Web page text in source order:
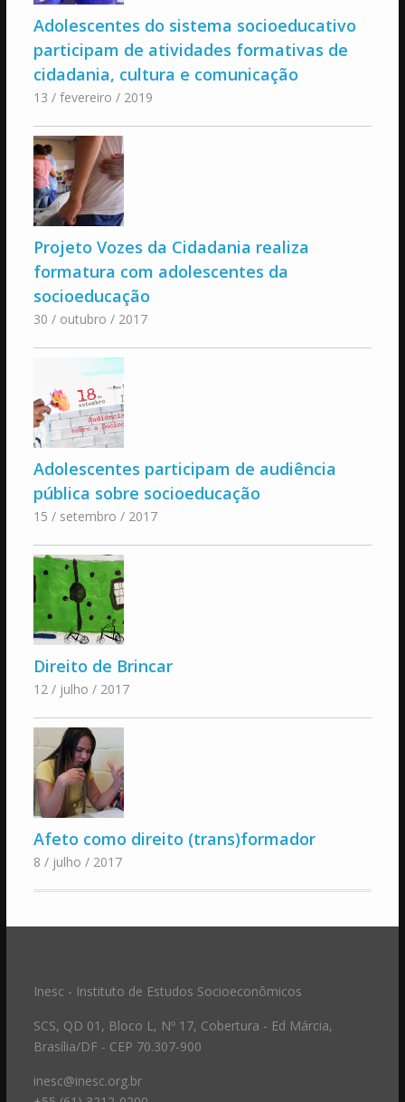
Adolescentes do sistema socioeducativo
participam de atividades formativas de
cidadania, cultura e comunicação
13 / fevereiro / 2019
Projeto Vozes da Cidadania realiza
formatura com adolescentes da
socioeducação
30 / outubro / 2017
Adolescentes participam de audiência
pública sobre socioeducação
15 / setembro / 2017
Direito de Brincar
12 / julho / 2017
Afeto como direito (trans)formador
8 / julho / 2017
Inesc - Instituto de Estudos Socioeconômicos
SCS, QD 01, Bloco L, Nº 17, Cobertura - Ed Márcia,
Brasília/DF - CEP 70.307-900
inesc@inesc.org.br